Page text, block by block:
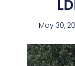
May 30,